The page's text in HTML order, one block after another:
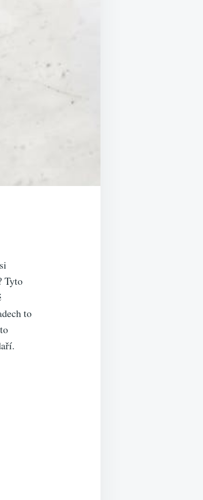
Tyto
to